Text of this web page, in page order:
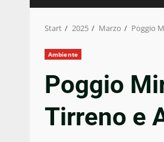
Start 2025 Marzo Poggio
Ambiente
Poggio
Tirreno e